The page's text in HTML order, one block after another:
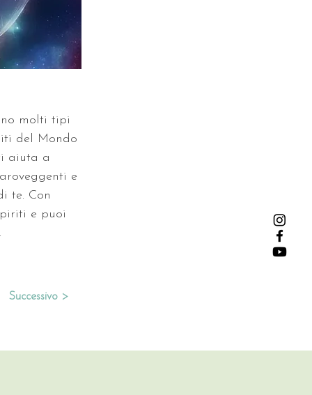
molti tipi
del Mondo
aiuta a
e
te. Con
e puoi
Successivo >